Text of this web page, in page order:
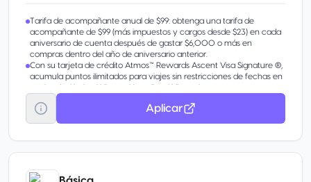
Tarifa de acompañante anual de $99: obtenga una tarifa de
acompañante de $99 (más impuestos y cargos desde $23) en cada
aniversario de cuenta después de gastar $6,000 o más en
compras dentro del año de aniversario anterior.
Con su tarjeta de crédito Atmos™ Rewards Ascent Visa Signature ®,
acumula puntos ilimitados para viajes sin restricciones de fechas en
vuelos de Alaska Airlines y Hawaiian Airlines al reservar con puntos o
con una tarifa de acompañante.
Gracias a las aerolíneas miembro de la alianza one world ® y a los
socios globales de Alaska, Alaska ha ampliado su alcance mundial a
socios aéreos y más formas de ganar y canjear puntos.
Aplicar